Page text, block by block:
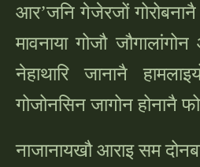
आर’जनि गेजेरजों गोरोबनानै
मावनाया गोजौ
नेहाथारि जानानै
गोजोनसिन जागोन होनानै
नाजानायखौ आराइ सम